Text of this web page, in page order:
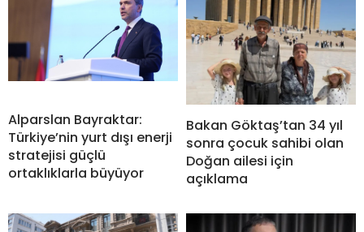
Alparslan Bayraktar:
Türkiye’nin yurt dışı enerji
stratejisi güçlü
ortaklıklarla büyüyor
Bakan Göktaş’tan 34 yıl
sonra çocuk sahibi olan
Doğan ailesi için
açıklama